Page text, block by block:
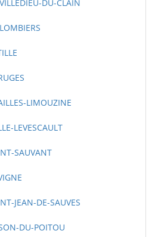
DU-CLAIN
LIMOUZINE
LEVESCAULT
SAUVANT
JEAN-DE-SAUVES
DU-POITOU